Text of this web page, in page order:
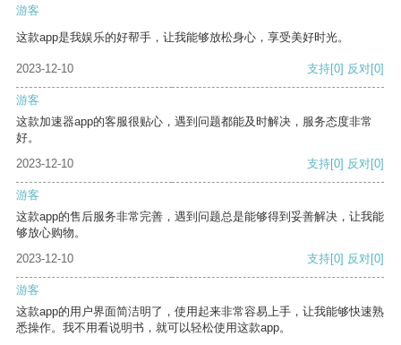
游客
这款app是我娱乐的好帮手，让我能够放松身心，享受美好时光。
2023-12-10 支持[0] 反对[0]
游客
这款加速器app的客服很贴心，遇到问题都能及时解决，服务态度非常
好。
2023-12-10
支持[0] 反对[0]
游客
这款app的售后服务非常完善，遇到问题总是能够得到妥善解决，让我能
够放心购物。
2023-12-10
支持[0] 反对[0]
游客
这款app的用户界面简洁明了，使用起来非常容易上手，让我能够快速熟
悉操作。我不用看说明书，就可以轻松使用这款app。